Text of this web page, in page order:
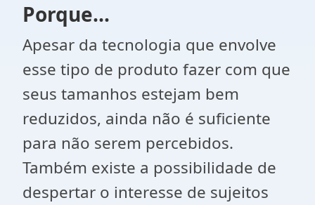
Porque...
Apesar da tecnologia que envolve
esse tipo de produto fazer com que
seus tamanhos estejam bem
reduzidos, ainda não é suficiente
para não serem percebidos.
Também existe a possibilidade de
despertar o interesse de sujeitos